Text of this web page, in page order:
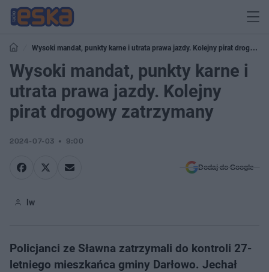
Wysoki mandat, punkty karne i utrata prawa jazdy. Kolejny pirat drogowy
zatrzymany
Wysoki mandat, punkty karne i
utrata prawa jazdy. Kolejny
pirat drogowy zatrzymany
2024-07-03 9:00
Dodaj do Google
lw
Policjanci ze Sławna zatrzymali do kontroli 27-
letniego mieszkańca gminy Darłowo. Jechał